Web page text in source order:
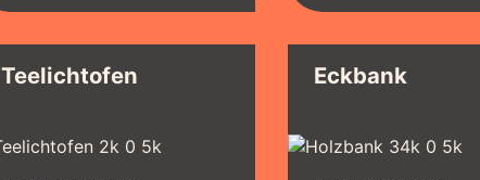
Teelichtofen Eckbank